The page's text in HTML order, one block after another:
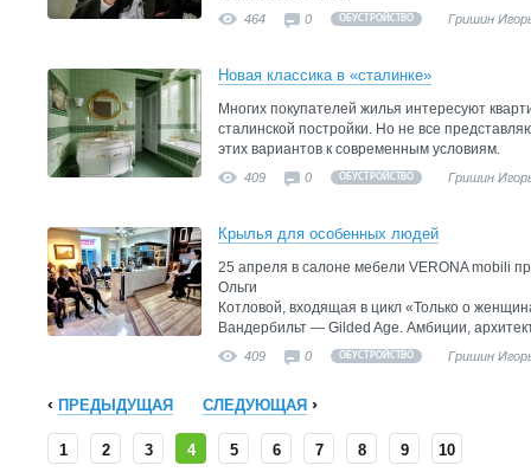
464 0 ОБУСТРОЙСТВО Гришин
Новая классика в «сталинке»
Многих покупателей жилья интересуют
сталинской постройки. Но не все
этих вариантов к современным условиям.
409 0 ОБУСТРОЙСТВО Гришин
Крылья для особенных людей
25 апреля в салоне мебели VERONA mobili
Ольги
Котловой, входящая в цикл «Только о
Вандербильт — Gilded Agе. Амбиции,
409 0 ОБУСТРОЙСТВО Гришин
ПРЕДЫДУЩАЯ СЛЕДУЮЩАЯ
1 2 3 4 5 6 7 8 9 10